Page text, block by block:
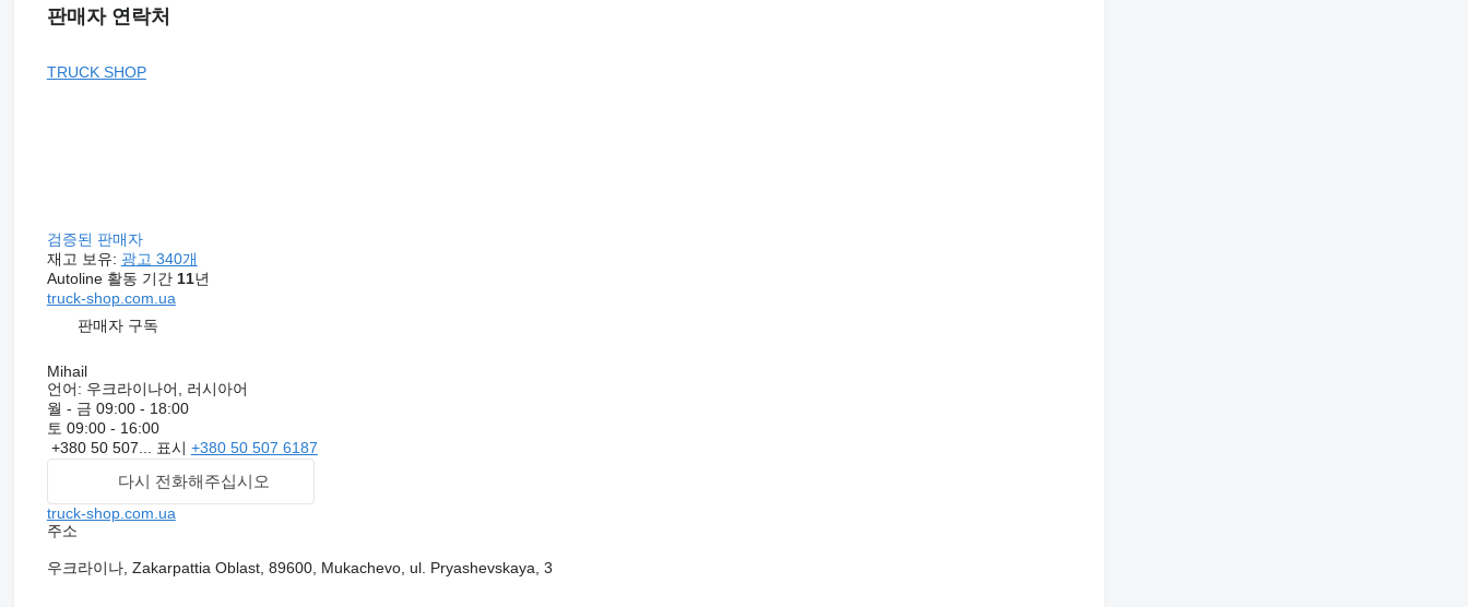
판매자 연락처
TRUCK SHOP
검증된 판매자
재고 보유: 광고 340개
Autoline 활동 기간 11년
truck-shop.com.ua
판매자 구독
Mihail
언어: 우크라이나어, 러시아어
월 - 금 09:00 - 18:00
토 09:00 - 16:00
+380 50 507... 표시 +380 50 507 6187
다시 전화해주십시오
truck-shop.com.ua
주소
우크라이나, Zakarpattia Oblast, 89600, Mukachevo, ul. Pryashevskaya, 3